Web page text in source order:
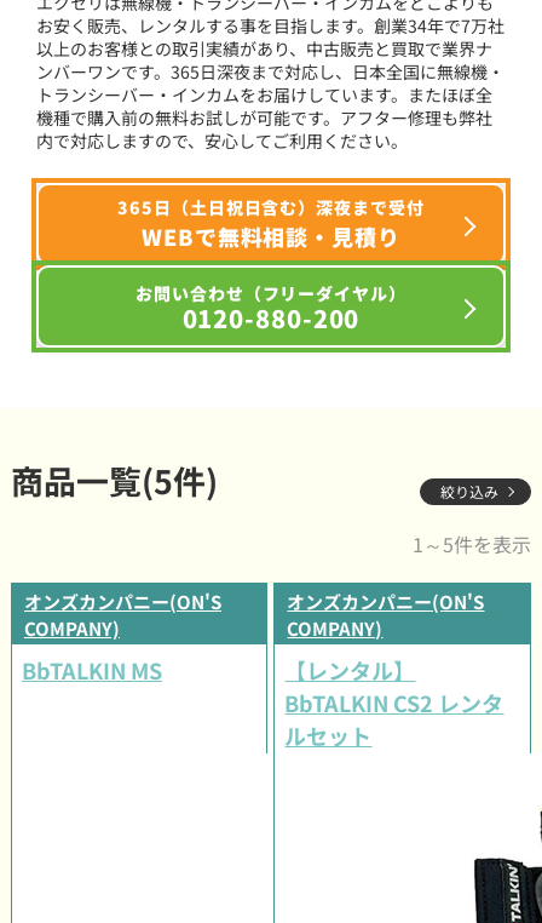
お安く販売、レンタルする事を目指します。創業34年で7万社
以上のお客様との取引実績があり、中古販売と買取で業界ナ
ンバーワンです。365日深夜まで対応し、日本全国に無線機・
トランシーバー・インカムをお届けしています。またほぼ全
機種で購入前の無料お試しが可能です。アフター修理も弊社
内で対応しますので、安心してご利用ください。
365日（土日祝日含む）深夜まで受付
WEBで無料相談・見積り
お問い合わせ（フリーダイヤル）
0120-880-200
商品一覧(5件) 絞り込み
1～5件を表示
オンズカンパニー(ON'S
COMPANY)
BbTALKIN MS
オンズカンパニー(ON'S
COMPANY)
【レンタル】
BbTALKIN CS2 レンタ
ルセット